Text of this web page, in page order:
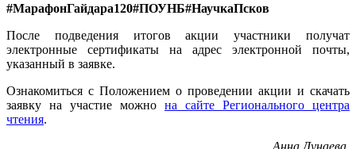
#МарафонГайдара120#ПОУНБ#НаучкаПсков
После подведения итогов акции участники получат
электронные сертификаты на адрес электронной почты,
указанный в заявке.
Ознакомиться с Положением о проведении акции и скачать
заявку на участие можно на сайте Регионального центра
чтения.
Анна Дунаева,